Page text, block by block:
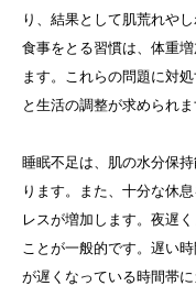
り、結果として肌荒れや
食事をとる習慣は、体重
ます。これらの問題に対
と生活の調整が求められま
睡眠不足は、肌の水分保
ります。また、十分な休
レスが増加します。夜遅
ことが一般的です。遅い
が遅くなっている時間帯